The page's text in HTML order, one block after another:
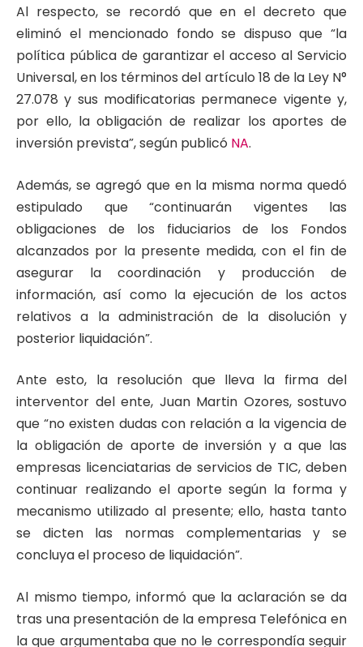
Al respecto, se recordó que en el decreto que
eliminó el mencionado fondo se dispuso que “la
política pública de garantizar el acceso al Servicio
Universal, en los términos del artículo 18 de la Ley N°
27.078 y sus modificatorias permanece vigente y,
por ello, la obligación de realizar los aportes de
inversión prevista”, según publicó NA.
Además, se agregó que en la misma norma quedó
estipulado que “continuarán vigentes las
obligaciones de los fiduciarios de los Fondos
alcanzados por la presente medida, con el fin de
asegurar la coordinación y producción de
información, así como la ejecución de los actos
relativos a la administración de la disolución y
posterior liquidación”.
Ante esto, la resolución que lleva la firma del
interventor del ente, Juan Martin Ozores, sostuvo
que “no existen dudas con relación a la vigencia de
la obligación de aporte de inversión y a que las
empresas licenciatarias de servicios de TIC, deben
continuar realizando el aporte según la forma y
mecanismo utilizado al presente; ello, hasta tanto
se dicten las normas complementarias y se
concluya el proceso de liquidación”.
Al mismo tiempo, informó que la aclaración se da
tras una presentación de la empresa Telefónica en
la que argumentaba que no le correspondía seguir